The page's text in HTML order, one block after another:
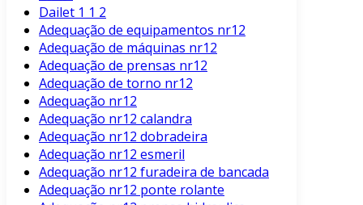
Dailet 1 1 2
Adequação de equipamentos nr12
Adequação de máquinas nr12
Adequação de prensas nr12
Adequação de torno nr12
Adequação nr12
Adequação nr12 calandra
Adequação nr12 dobradeira
Adequação nr12 esmeril
Adequação nr12 furadeira de bancada
Adequação nr12 ponte rolante